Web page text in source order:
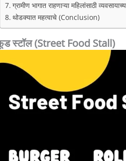
ग्रामीण भागात राहणाऱ्या महिलांसाठी
थोडक्यात महत्वाचे (Conclusion)
स्टॉल (Street Food Stall)